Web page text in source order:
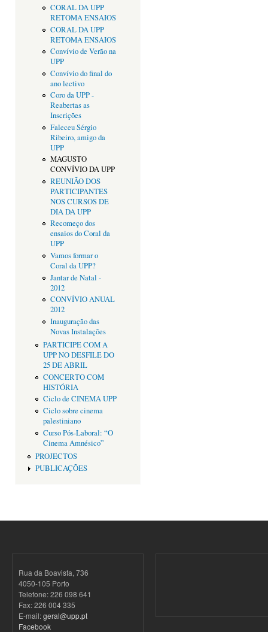
CORAL DA UPP
RETOMA ENSAIOS
CORAL DA UPP
RETOMA ENSAIOS
Convívio de Verão na
UPP
Convívio do final do
ano lectivo
Coro da UPP -
Reabertas as
Inscrições
Faleceu Sérgio
Ribeiro, amigo da
UPP
MAGUSTO
CONVÍVIO DA UPP
REUNIÃO DOS
PARTICIPANTES
NOS CURSOS DE
DIA DA UPP
Recomeço dos
ensaios do Coral da
UPP
Vamos formar o
Coral da UPP?
Jantar de Natal -
2012
CONVÍVIO ANUAL
2012
Inauguração das
Novas Instalações
PARTICIPE COM A
UPP NO DESFILE DO
25 DE ABRIL
CONCERTO COM
HISTÓRIA
Ciclo de CINEMA UPP
Ciclo sobre cinema
palestiniano
Curso Pós-Laboral: “O
Cinema Amnésico”
PROJECTOS
PUBLICAÇÕES
Rua da Boavista, 736
4050-105 Porto
Telefone: 226 098 641
Fax: 226 004 335
E-mail:geral@upp.pt
Facebook